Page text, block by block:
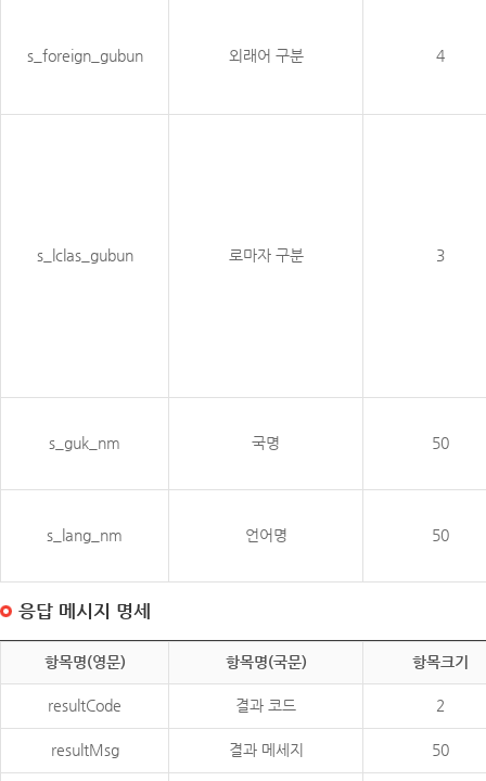
s_foreign_gubun 외래어 구분 4
s_lclas_gubun 로마자 구분 3
s_guk_nm 국명 50
s_lang_nm 언어명 50
응답 메시지 명세
항목명(영문) 항목명(국문) 항목크기
resultCode 결과 코드 2
resultMsg 결과 메세지 50